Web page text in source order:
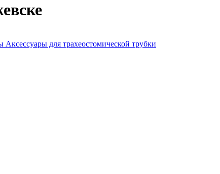
Аксессуары для трахеостомической трубки